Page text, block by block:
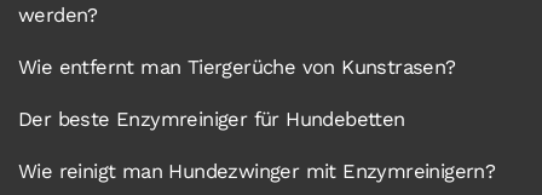
werden?
Wie entfernt man Tiergerüche von Kunstrasen?
Der beste Enzymreiniger für Hundebetten
Wie reinigt man Hundezwinger mit Enzymreinigern?